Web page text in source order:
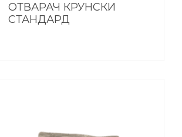
ОТВАРАЧ КРУНСКИ
СТАНДАРД